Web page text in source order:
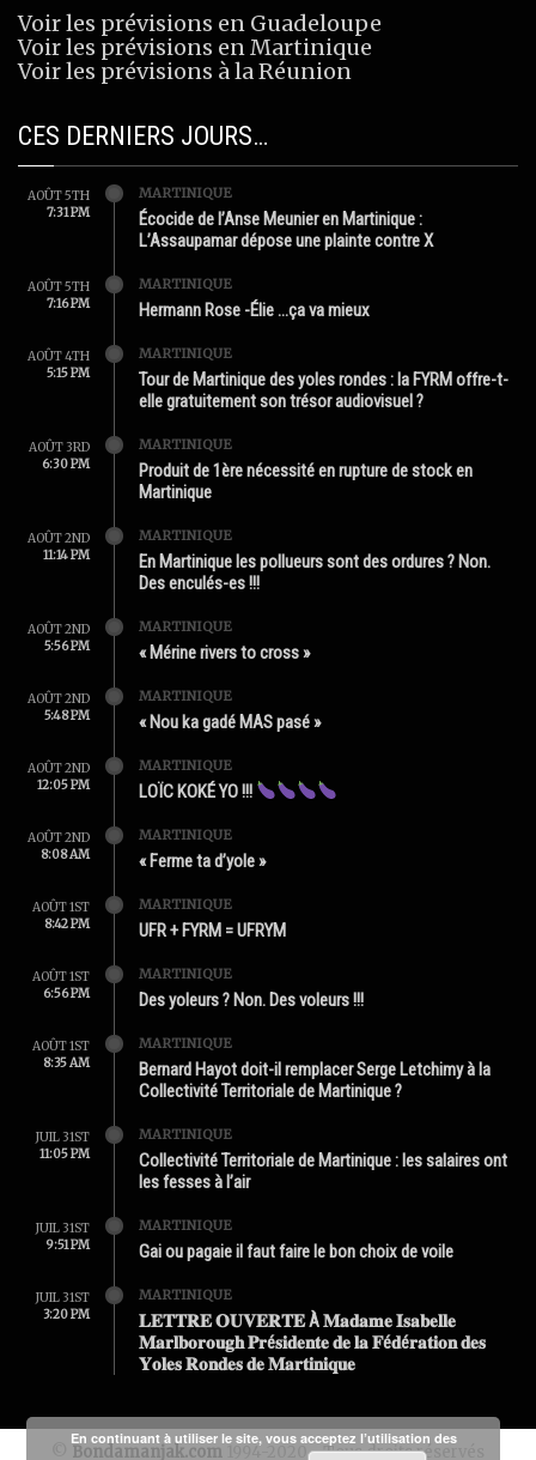
Voir les prévisions en Guadeloupe
Voir les prévisions en Martinique
Voir les prévisions à la Réunion
CES DERNIERS JOURS…
AOÛT 5TH
7:31 PM
MARTINIQUE
Écocide de l’Anse Meunier en Martinique :
L’Assaupamar dépose une plainte contre X
AOÛT 5TH
7:16 PM
MARTINIQUE
Hermann Rose -Élie …ça va mieux
AOÛT 4TH
5:15 PM
MARTINIQUE
Tour de Martinique des yoles rondes : la FYRM offre-t-
elle gratuitement son trésor audiovisuel ?
AOÛT 3RD
6:30 PM
MARTINIQUE
Produit de 1ère nécessité en rupture de stock en
Martinique
AOÛT 2ND
11:14 PM
MARTINIQUE
En Martinique les pollueurs sont des ordures ? Non.
Des enculés-es !!!
AOÛT 2ND
5:56 PM
MARTINIQUE
« Mérine rivers to cross »
AOÛT 2ND
5:48 PM
MARTINIQUE
« Nou ka gadé MAS pasé »
AOÛT 2ND
12:05 PM
MARTINIQUE
LOÏC KOKÉ YO !!!
AOÛT 2ND
8:08 AM
MARTINIQUE
« Ferme ta d’yole »
AOÛT 1ST
8:42 PM
MARTINIQUE
UFR + FYRM = UFRYM
AOÛT 1ST
6:56 PM
MARTINIQUE
Des yoleurs ? Non. Des voleurs !!!
AOÛT 1ST
8:35 AM
MARTINIQUE
Bernard Hayot doit-il remplacer Serge Letchimy à la
Collectivité Territoriale de Martinique ?
JUIL 31ST
11:05 PM
MARTINIQUE
Collectivité Territoriale de Martinique : les salaires ont
les fesses à l’air
JUIL 31ST
9:51 PM
MARTINIQUE
Gai ou pagaie il faut faire le bon choix de voile
JUIL 31ST
3:20 PM
MARTINIQUE
𝐋𝐄𝐓𝐓𝐑𝐄 𝐎𝐔𝐕𝐄𝐑𝐓𝐄 À 𝐌𝐚𝐝𝐚𝐦𝐞 𝐈𝐬𝐚𝐛𝐞𝐥𝐥𝐞
𝐌𝐚𝐫𝐥𝐛𝐨𝐫𝐨𝐮𝐠𝐡 𝐏𝐫é𝐬𝐢𝐝𝐞𝐧𝐭𝐞 𝐝𝐞 𝐥𝐚 𝐅é𝐝é𝐫𝐚𝐭𝐢𝐨𝐧 𝐝𝐞𝐬
𝐘𝐨𝐥𝐞𝐬 𝐑𝐨𝐧𝐝𝐞𝐬 𝐝𝐞 𝐌𝐚𝐫𝐭𝐢𝐧𝐢𝐪𝐮𝐞
Bondamanjak.com 1994-2020 - Tous droits réservés
En continuant à utiliser le site, vous acceptez l’utilisation des